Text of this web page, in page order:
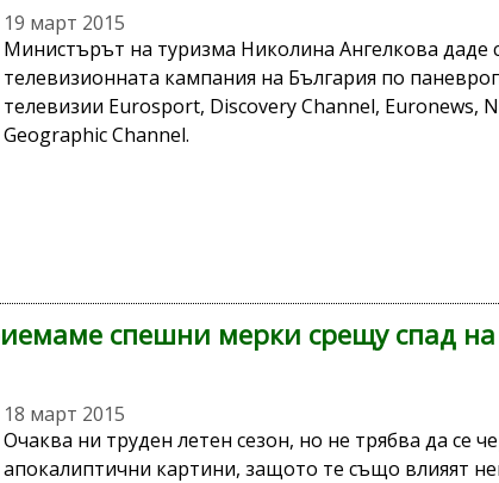
19 март 2015
Министърът на туризма Николина Ангелкова даде
телевизионната кампания на България по
телевизии Eurosport, Discovery Channel, Euronews,
Geographic Channel.
спешни мерки срещу спад на
18 март 2015
Очаква ни труден летен сезон, но не трябва да се
апокалиптични картини, защото те също влияят